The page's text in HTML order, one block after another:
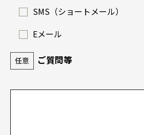
SMS（ショートメール）
Eメール
任意 ご質問等